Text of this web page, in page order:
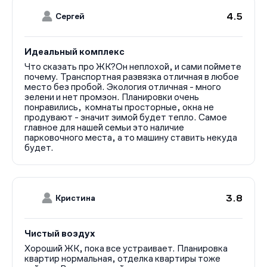
Сергей 4.5
Идеальный комплекс
Что сказать про ЖК?Он неплохой, и сами поймете
почему. Транспортная развязка отличная в любое
место без пробой. Экология отличная - много
зелени и нет промзон. Планировки очень
понравились, комнаты просторные, окна не
продувают - значит зимой будет тепло. Самое
главное для нашей семьи это наличие
парковочного места, а то машину ставить некуда
будет.
Кристина 3.8
Чистый воздух
Хороший ЖК, пока все устраивает. Планировка
квартир нормальная, отделка квартиры тоже